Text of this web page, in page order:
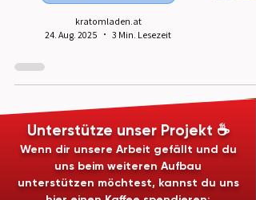
kratomladen.at
24. Aug. 2025
3 Min. Lesezeit
Unterstütze unser Projekt ☕
Wenn dir unsere Arbeit gefällt und du
uns beim weiteren Aufbau
unterstützen möchtest, kannst du uns